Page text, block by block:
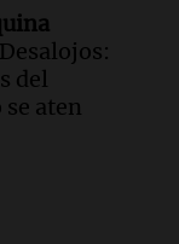
la
y digital
Desalojos:
del
aten